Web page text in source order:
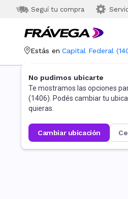
Seguí tu compra
Estás en Capital Federal (
No pudimos ubicarte
Te mostramos las opciones
(1406). Podés cambiar tu
quieras.
cambiar ubicación